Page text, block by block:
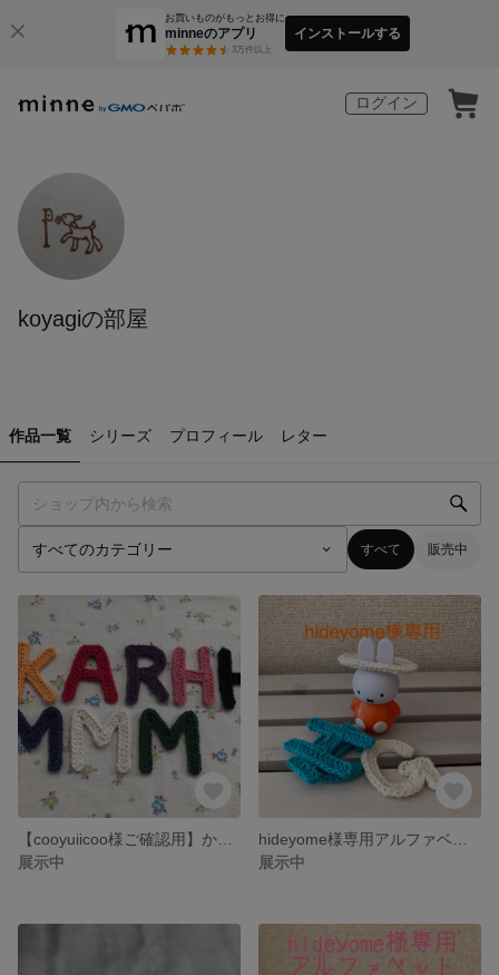
お買いものがもっとお得に
minneのアプリ
3万件以上
インストールする
ログイン
koyagiの部屋
作品一覧 シリーズ プロフィール レター
すべて 販売中
展示中
展示中